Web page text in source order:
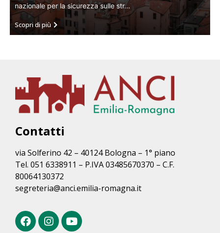
nazionale per la sicurezza sulle str...
Scopri di più
Contatti
via Solferino 42 – 40124 Bologna – 1° piano
Tel. 051 6338911 – P.IVA 03485670370 – C.F.
80064130372
segreteria@anci.emilia-romagna.it